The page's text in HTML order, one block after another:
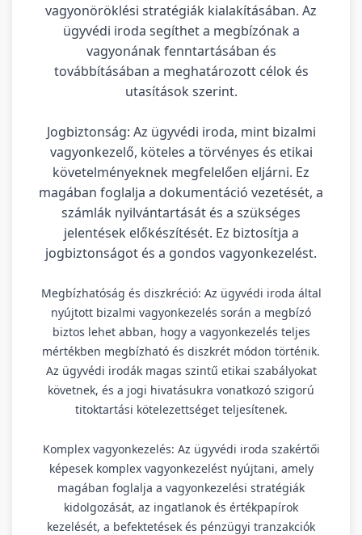
vagyonöröklési stratégiák kialakításában. Az
ügyvédi iroda segíthet a megbízónak a
vagyonának fenntartásában és
továbbításában a meghatározott célok és
utasítások szerint.
Jogbiztonság: Az ügyvédi iroda, mint bizalmi
vagyonkezelő, köteles a törvényes és etikai
követelményeknek megfelelően eljárni. Ez
magában foglalja a dokumentáció vezetését, a
számlák nyilvántartását és a szükséges
jelentések előkészítését. Ez biztosítja a
jogbiztonságot és a gondos vagyonkezelést.
Megbízhatóság és diszkréció: Az ügyvédi iroda által
nyújtott bizalmi vagyonkezelés során a megbízó
biztos lehet abban, hogy a vagyonkezelés teljes
mértékben megbízható és diszkrét módon történik.
Az ügyvédi irodák magas szintű etikai szabályokat
követnek, és a jogi hivatásukra vonatkozó szigorú
titoktartási kötelezettséget teljesítenek.
Komplex vagyonkezelés: Az ügyvédi iroda szakértői
képesek komplex vagyonkezelést nyújtani, amely
magában foglalja a vagyonkezelési stratégiák
kidolgozását, az ingatlanok és értékpapírok
kezelését, a befektetések és pénzügyi tranzakciók